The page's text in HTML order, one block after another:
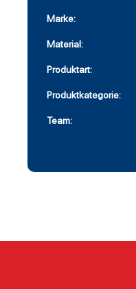
Marke:
Material:
Produktart:
Produktkategorie:
Team: